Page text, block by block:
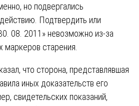
но подвергались
Подтвердить или
08. 2011» невозможно из-за
маркеров старения.
что сторона, представлявшая
иных доказательств его
свидетельских показаний,